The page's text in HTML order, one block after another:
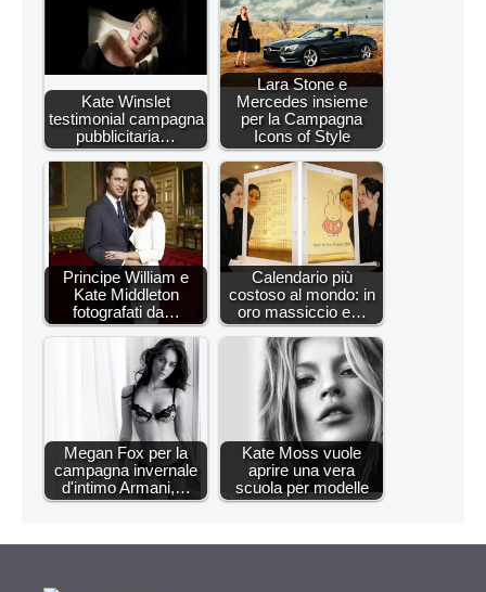
Kate Winslet
testimonial campagna
pubblicitaria…
Lara Stone e
Mercedes insieme
per la Campagna
Icons of Style
Principe William e
Kate Middleton
fotografati da…
Calendario più
costoso al mondo: in
oro massiccio e…
Megan Fox per la
campagna invernale
d'intimo Armani,…
Kate Moss vuole
aprire una vera
scuola per modelle